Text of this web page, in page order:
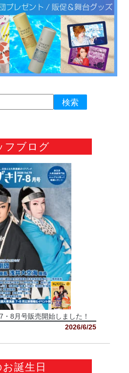
フブログ
8月号販売開始しました！
2026/6/25
誕生日